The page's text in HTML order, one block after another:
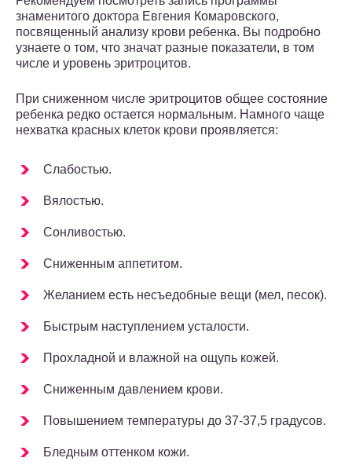
знаменитого доктора Евгения Комаровского,
посвященный анализу крови ребенка. Вы подробно
узнаете о том, что значат разные показатели, в том
числе и уровень эритроцитов.
При сниженном числе эритроцитов общее состояние
ребенка редко остается нормальным. Намного чаще
нехватка красных клеток крови проявляется:
Слабостью.
Вялостью.
Сонливостью.
Сниженным аппетитом.
Желанием есть несъедобные вещи (мел, песок).
Быстрым наступлением усталости.
Прохладной и влажной на ощупь кожей.
Сниженным давлением крови.
Повышением температуры до 37-37,5 градусов.
Бледным оттенком кожи.